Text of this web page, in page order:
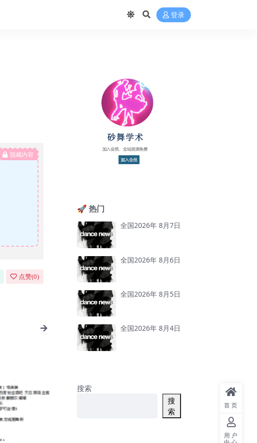
登录
隐藏内容
点赞(0)
🚀 热门
全国2026年 8月7日
全国2026年 8月6日
全国2026年 8月5日
全国2026年 8月4日
搜索
搜
索
首页
用户